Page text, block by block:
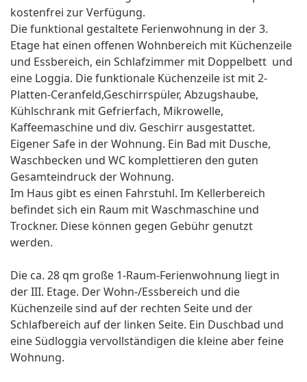
kostenfrei zur Verfügung.
Die funktional gestaltete Ferienwohnung in der 3.
Etage hat einen offenen Wohnbereich mit Küchenzeile
und Essbereich, ein Schlafzimmer mit Doppelbett und
eine Loggia. Die funktionale Küchenzeile ist mit 2-
Platten-Ceranfeld,Geschirrspüler, Abzugshaube,
Kühlschrank mit Gefrierfach, Mikrowelle,
Kaffeemaschine und div. Geschirr ausgestattet.
Eigener Safe in der Wohnung. Ein Bad mit Dusche,
Waschbecken und WC komplettieren den guten
Gesamteindruck der Wohnung.
Im Haus gibt es einen Fahrstuhl. Im Kellerbereich
befindet sich ein Raum mit Waschmaschine und
Trockner. Diese können gegen Gebühr genutzt
werden.
Die ca. 28 qm große 1-Raum-Ferienwohnung liegt in
der III. Etage. Der Wohn-/Essbereich und die
Küchenzeile sind auf der rechten Seite und der
Schlafbereich auf der linken Seite. Ein Duschbad und
eine Südloggia vervollständigen die kleine aber feine
Wohnung.